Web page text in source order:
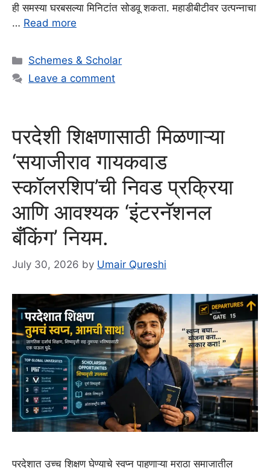
ही समस्या घरबसल्या मिनिटांत सोडवू शकता. महाडीबीटीवर उत्पन्नाचा
… Read more
Categories
Schemes & Scholar
Leave a comment
परदेशी शिक्षणासाठी मिळणाऱ्या
‘सयाजीराव गायकवाड
स्कॉलरशिप’ची निवड प्रक्रिया
आणि आवश्यक ‘इंटरनॅशनल
बँकिंग’ नियम.
July 30, 2026 by Umair Qureshi
परदेशात उच्च शिक्षण घेण्याचे स्वप्न पाहणाऱ्या मराठा समाजातील